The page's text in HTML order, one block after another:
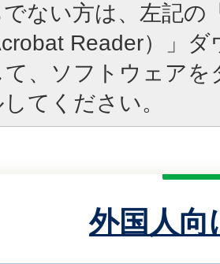
ない方は、左記の
Reader）」
、ソフトウェア
てください。
外国人向